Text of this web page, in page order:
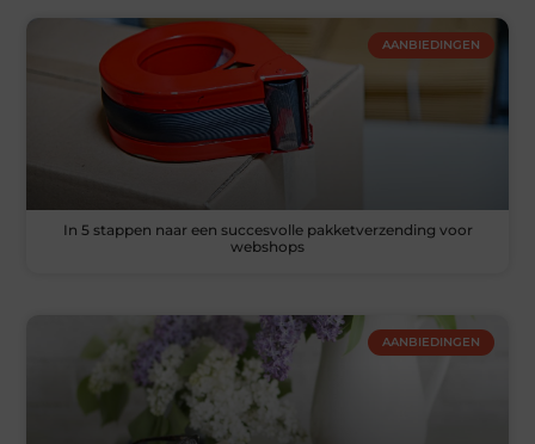
AANBIEDINGEN
In 5 stappen naar een succesvolle pakketverzending voor
webshops
AANBIEDINGEN